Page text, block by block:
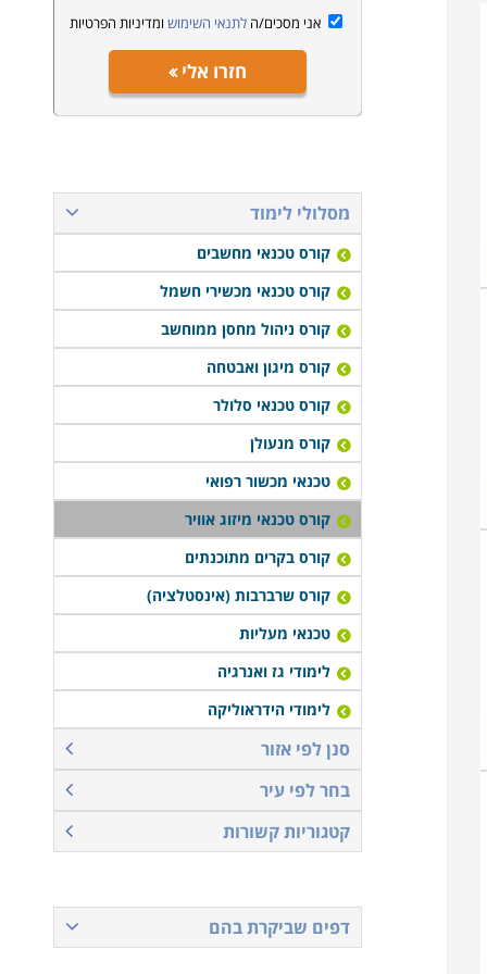
אני מסכים/הלתנאי השימוש ומדיניות הפרטיות
חזרו אלי
מסלולי לימוד
קורס טכנאי מחשבים
קורס טכנאי מכשירי חשמל
קורס ניהול מחסן ממוחשב
קורס מיגון ואבטחה
קורס טכנאי סלולר
קורס מנעולן
טכנאי מכשור רפואי
קורס טכנאי מיזוג אוויר
קורס בקרים מתוכנתים
קורס שרברבות (אינסטלציה)
טכנאי מעליות
לימודי גז ואנרגיה
לימודי הידראוליקה
סנן לפי אזור
בחר לפי עיר
קטגוריות קשורות
דפים שביקרת בהם